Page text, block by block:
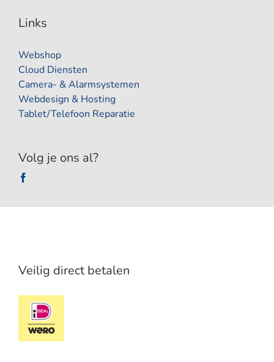
Links
Webshop
Cloud Diensten
Camera- & Alarmsystemen
Webdesign & Hosting
Tablet/Telefoon Reparatie
Volg je ons al?
Veilig direct betalen